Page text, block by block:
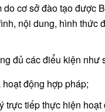
cơ sở đào tạo được
nội dung, hình thức
đủ các điểu kiện như
động hợp pháp;
tiếp thực hiện